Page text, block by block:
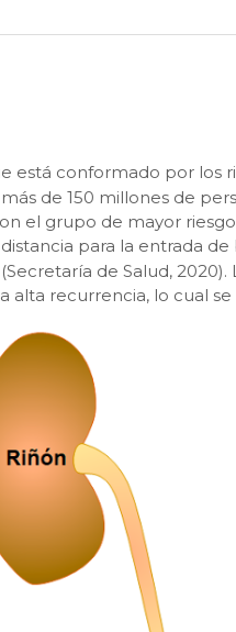
está conformado por los
de 150 millones de
el grupo de mayor
para la entrada
de Salud,
recurrencia, lo cual